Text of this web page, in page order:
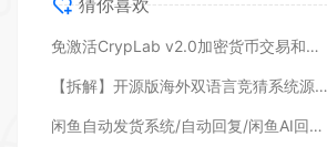
免激活CrypLab v2.0加密货币交易和拍卖系统源码，前台新增中文后台全部汉化
【拆解】开源版海外双语言竞猜系统源码
闲鱼自动发货系统/自动回复/闲鱼AI回复系统源码